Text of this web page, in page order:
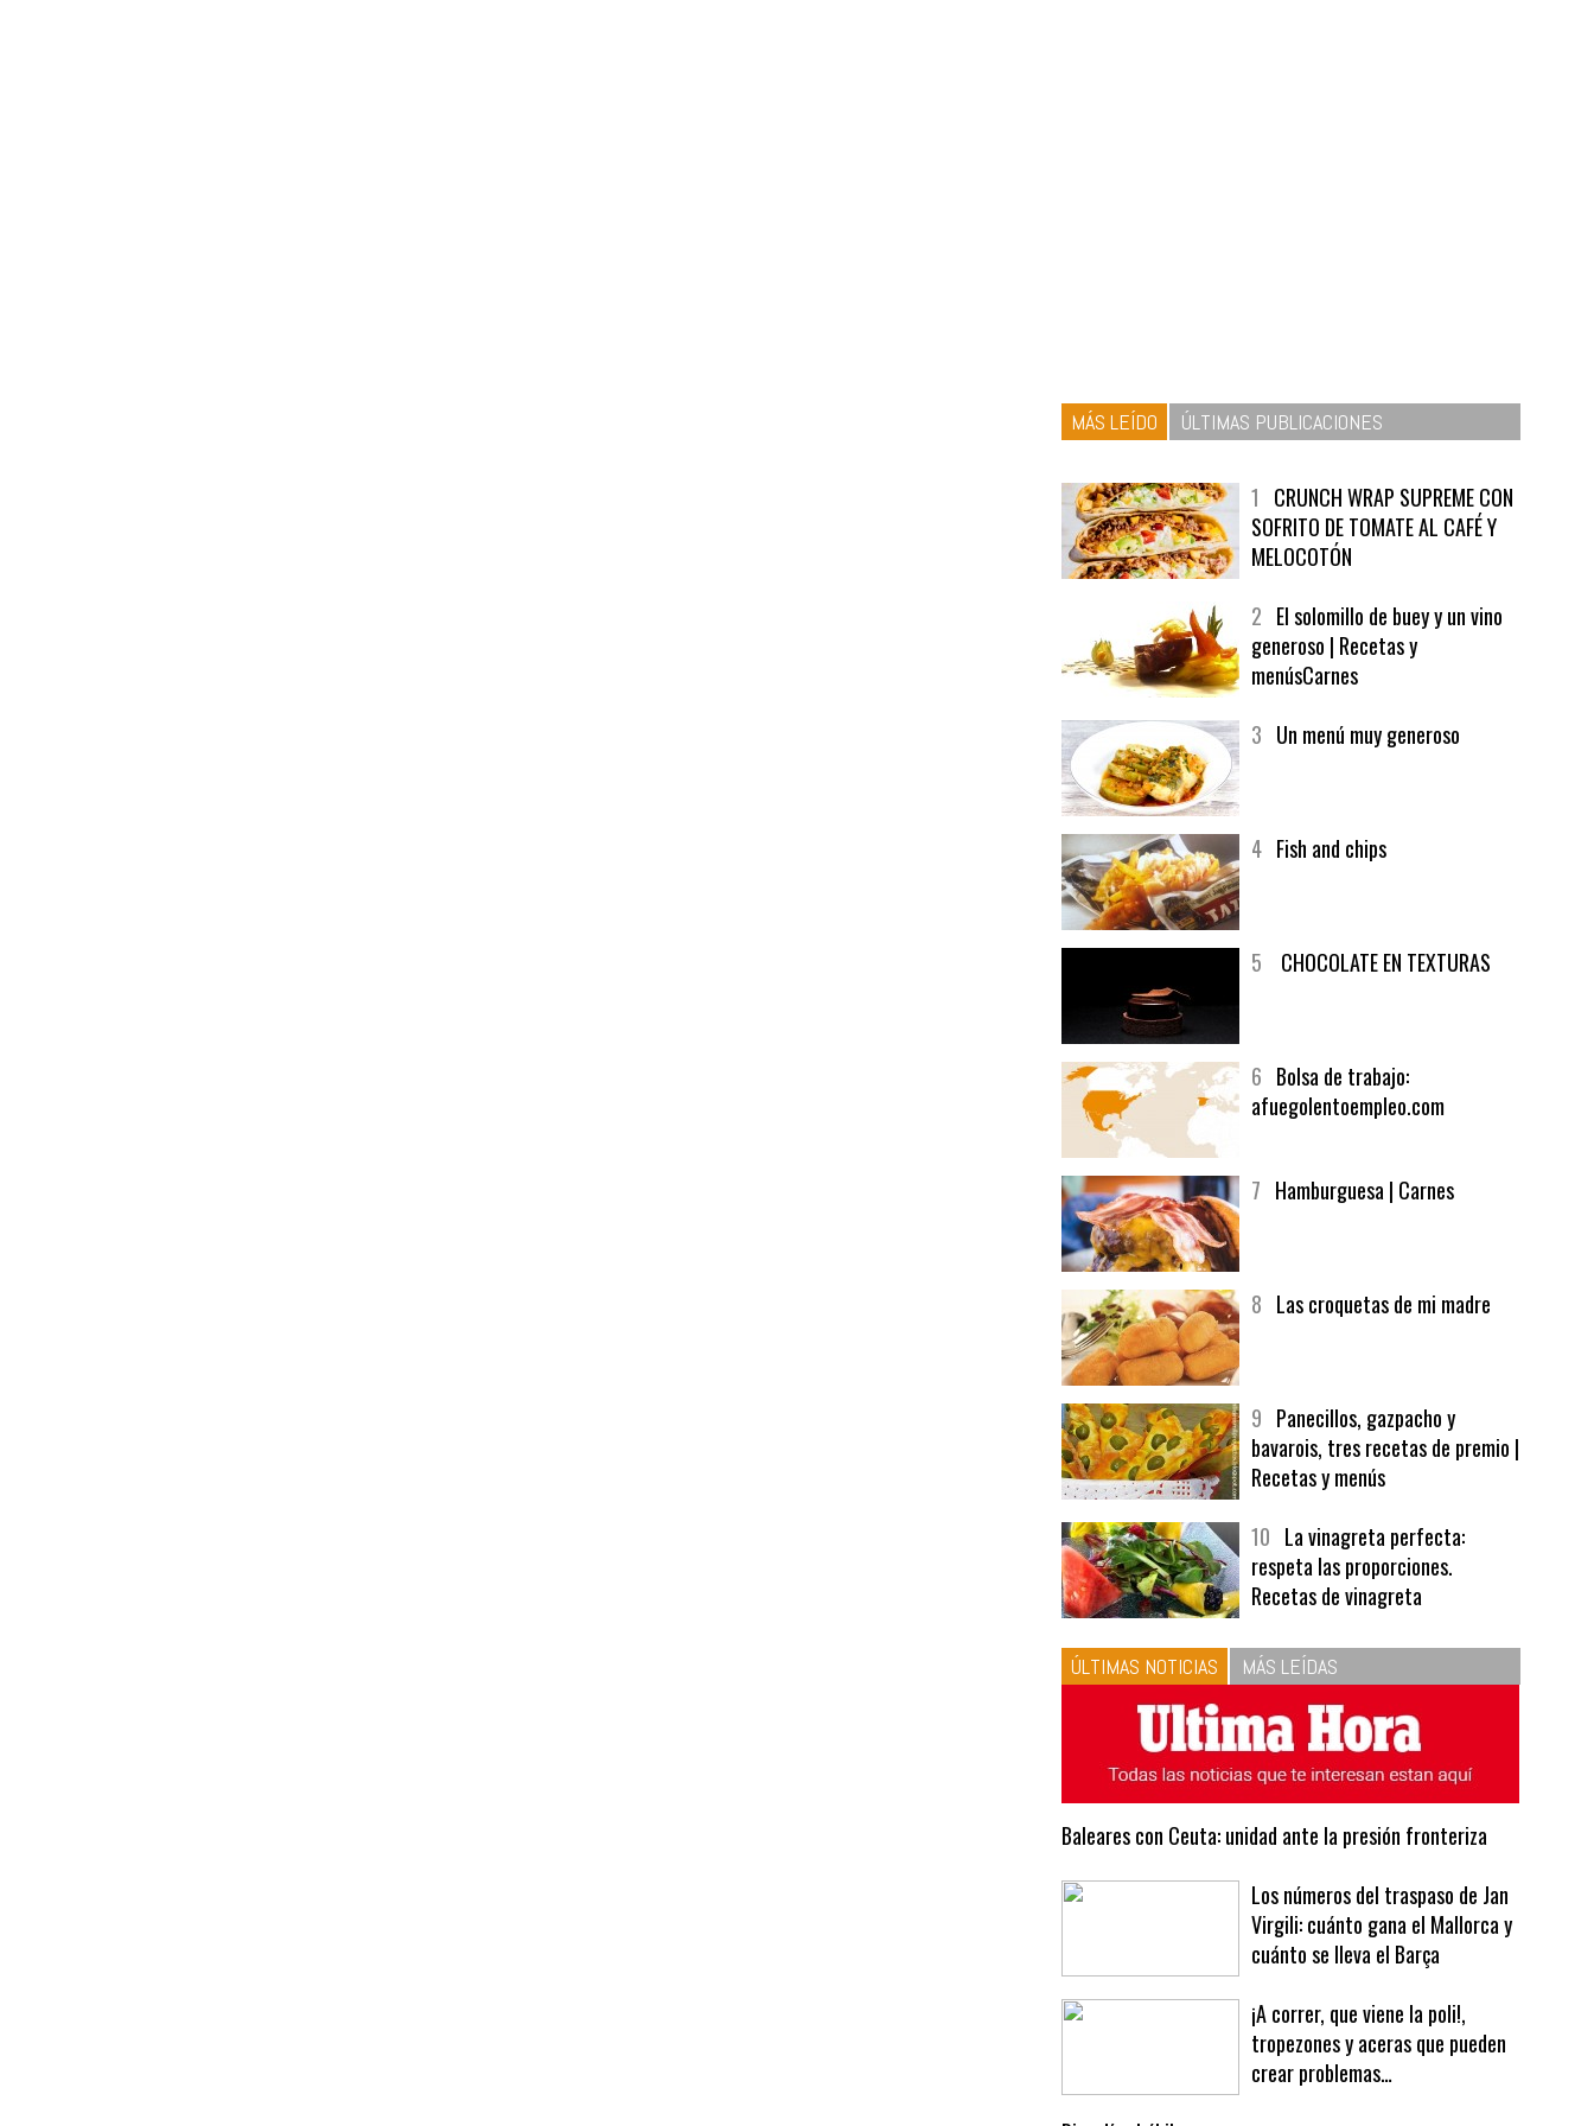
MÁS LEÍDO ÚLTIMAS PUBLICACIONES
1 CRUNCH WRAP SUPREME CON
SOFRITO DE TOMATE AL CAFÉ Y
MELOCOTÓN
2 El solomillo de buey y un vino
generoso | Recetas y
menúsCarnes
3 Un menú muy generoso
4 Fish and chips
5 CHOCOLATE EN TEXTURAS
6 Bolsa de trabajo:
afuegolentoempleo.com
7 Hamburguesa | Carnes
8 Las croquetas de mi madre
9 Panecillos, gazpacho y
bavarois, tres recetas de premio |
Recetas y menús
10 La vinagreta perfecta:
respeta las proporciones.
Recetas de vinagreta
ÚLTIMAS NOTICIAS MÁS LEÍDAS
Baleares con Ceuta: unidad ante la presión fronteriza
Los números del traspaso de Jan
Virgili: cuánto gana el Mallorca y
cuánto se lleva el Barça
¡A correr, que viene la poli!,
tropezones y aceras que pueden
crear problemas…